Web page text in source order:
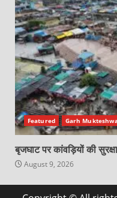
Featured Garh
बृजघाट पर कांवड़ियों की
August 9, 2026